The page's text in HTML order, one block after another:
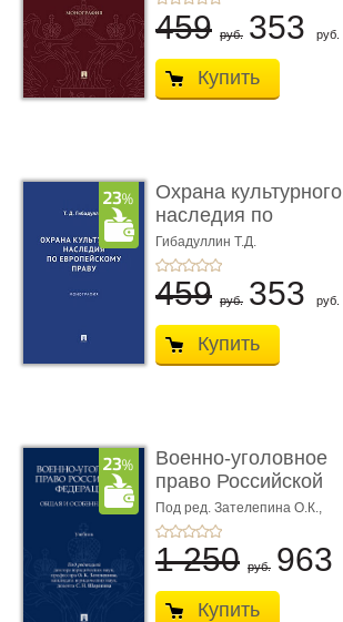
459 руб. 353 руб.
Купить
Охрана культурного
наследия по
европейскому п ...
Гибадуллин Т.Д.
459 руб. 353 руб.
Купить
Военно-уголовное
право Российской
Федерации. � ...
Под ред. Зателепина О.К.,
Шарапова С.Н.
1 250 руб. 963
Купить